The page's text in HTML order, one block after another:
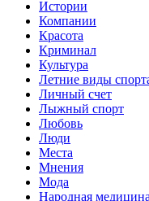
Истории
Компании
Красота
Криминал
Культура
Летние виды
Личный счет
Лыжный спорт
Любовь
Люди
Места
Мнения
Мода
Народная медицина